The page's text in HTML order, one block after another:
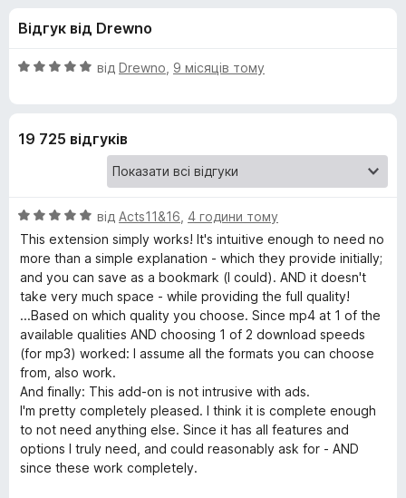
и
д
я
a
s
y
Y
o
u
Відгук від Drewno
О
к
5
від Drewno 9 місяців тому
19 725 відгуків
О
ц
н
к
5
з
5
від Acts11&16 4 години тому
This extension simply works! It's intuitive enough to need no
more than a simple explanation - which they provide initially;
and you can save as a bookmark (I could). AND it doesn't
take very much space - while providing the full quality!
...Based on which quality you choose. Since mp4 at 1 of the
available qualities AND choosing 1 of 2 download speeds
(for mp3) worked: I assume all the formats you can choose
from, also work.
And finally: This add-on is not intrusive with ads.
I'm pretty completely pleased. I think it is complete enough
to not need anything else. Since it has all features and
options I truly need, and could reasonably ask for - AND
since these work completely.